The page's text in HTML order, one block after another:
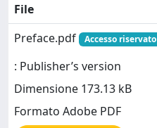
File
Preface.pdf
Accesso riservato
: Publisher’s version
Dimensione 173.13 kB
Formato Adobe PDF